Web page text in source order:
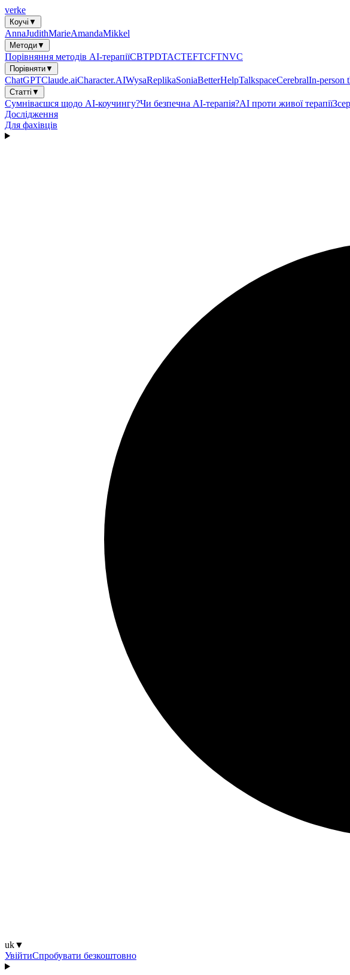
verke
Коучі ▼
AnnaJudithMarieAmandaMikkel
Методи▼
Порівняння методів AI-терапіїCBTPDTACTEFTCFTNVC
Порівняти▼
ChatGPTClaude.aiCharacter.AIWysaReplikaSoniaBetterHelpTalkspaceCerebralIn-person
Статті ▼
Сумніваєшся щодо AI-коучингу?Чи безпечна AI-терапія?AI проти живої терапії
Дослідження
Для фахівців
uk▼
УвійтиСпробувати безкоштовно